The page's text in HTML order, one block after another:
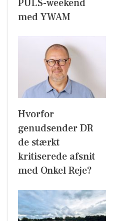
PULS-weekend
med YWAM
Hvorfor
genudsender DR
de stærkt
kritiserede afsnit
med Onkel Reje?